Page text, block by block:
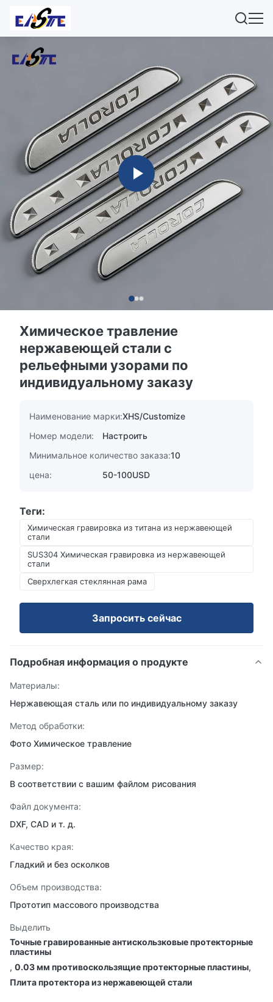
Химическое травление
нержавеющей стали с
рельефными узорами по
индивидуальному заказу
Наименование марки:XHS/Customize
Номер модели:
Настроить
Минимальное количество заказа:10
цена:
50-100USD
Теги:
Химическая гравировка из титана из нержавеющей
стали
SUS304 Химическая гравировка из нержавеющей
стали
Сверхлегкая стеклянная рама
Запросить сейчас
Подробная информация о продукте
Материалы:
Нержавеющая сталь или по индивидуальному заказу
Метод обработки:
Фото Химическое травление
Размер:
В соответствии с вашим файлом рисования
Файл документа:
DXF, CAD и т. д.
Качество края:
Гладкий и без осколков
Объем производства:
Прототип массового производства
Выделить
Точные гравированные антискользковые протекторные
пластины
, 0.03 мм противоскользящие протекторные пластины,
Плита протектора из нержавеющей стали